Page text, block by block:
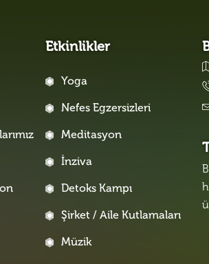
Etkinlikler
Yoga
Nefes Egzersizleri
Meditasyon
İnziva
Detoks Kampı
Şirket / Aile Kutlamaları
Müzik